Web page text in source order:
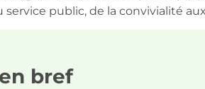
public, de la convivialité
bref